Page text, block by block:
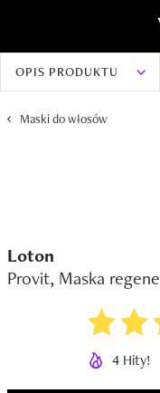
OPIS PRODUKTU
Maski do włosów
Loton
Provit, Maska
4 Hity!